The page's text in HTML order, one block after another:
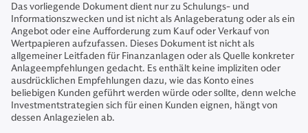
Das vorliegende Dokument dient nur zu Schulungs- und
Informationszwecken und ist nicht als Anlageberatung oder als ein
Angebot oder eine Aufforderung zum Kauf oder Verkauf von
Wertpapieren aufzufassen. Dieses Dokument ist nicht als
allgemeiner Leitfaden für Finanzanlagen oder als Quelle konkreter
Anlageempfehlungen gedacht. Es enthält keine impliziten oder
ausdrücklichen Empfehlungen dazu, wie das Konto eines
beliebigen Kunden geführt werden würde oder sollte, denn welche
Investmentstrategien sich für einen Kunden eignen, hängt von
dessen Anlagezielen ab.